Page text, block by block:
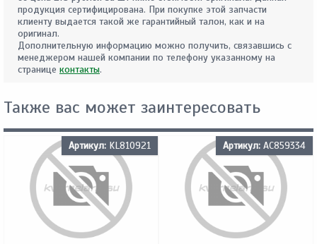
продукция сертифицирована. При покупке этой запчасти
клиенту выдается такой же гарантийный талон, как и на
оригинал.
Дополнительную информацию можно получить, связавшись с
менеджером нашей компании по телефону указанному на
странице контакты.
Также вас может заинтересовать
Артикул: KL810921 Артикул: AC859334